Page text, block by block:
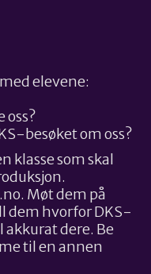
elevene:
oss?
besøket om oss?
klasse som skal
Møt dem på
dem hvorfor DKS-
akkurat dere. Be
til en annen